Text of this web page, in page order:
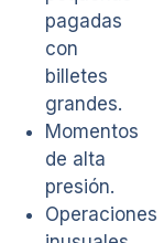
pagadas
con
billetes
grandes.
Momentos
de alta
presión.
Operaciones